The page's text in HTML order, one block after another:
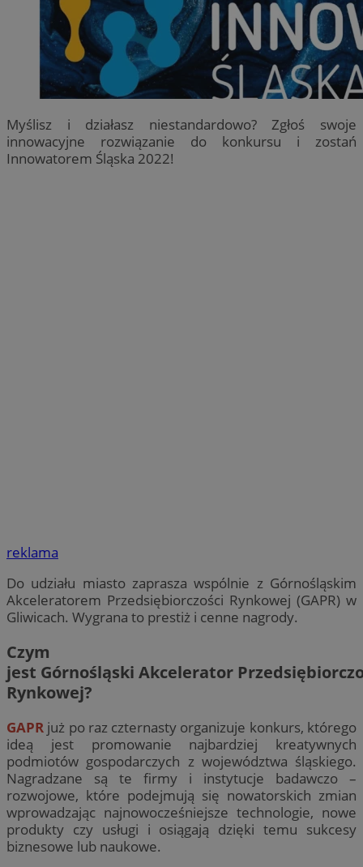
Myślisz i działasz niestandardowo? Zgłoś swoje
innowacyjne rozwiązanie do konkursu i zostań
Innowatorem Śląska 2022!
reklama
Do udziału miasto zaprasza wspólnie z Górnośląskim
Akceleratorem Przedsiębiorczości Rynkowej (GAPR) w
Gliwicach. Wygrana to prestiż i cenne nagrody.
Czym
jest Górnośląski Akcelerator
Rynkowej?
GAPR już po raz czternasty organizuje konkurs, którego
ideą jest promowanie najbardziej kreatywnych
podmiotów gospodarczych z województwa śląskiego.
Nagradzane są te firmy i instytucje badawczo –
rozwojowe, które podejmują się nowatorskich zmian
wprowadzając najnowocześniejsze technologie, nowe
produkty czy usługi i osiągają dzięki temu sukcesy
biznesowe lub naukowe.